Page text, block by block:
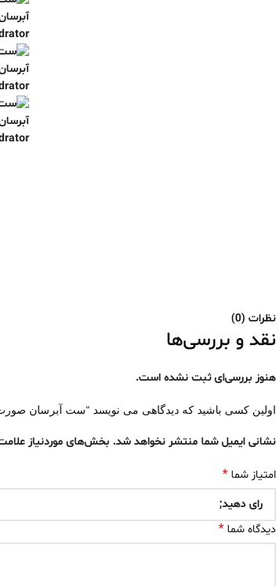
نظرات (0)
نقد و بررسی‌ها
هنوز بررسی‌ای ثبت نشده است.
اولین کسی باشید که دیدگاهی می نویسد “ست آبرسان
نشانی ایمیل شما منتشر نخواهد شد. بخش‌های موردنیاز
امتیاز شما *
دیدگاه شما *